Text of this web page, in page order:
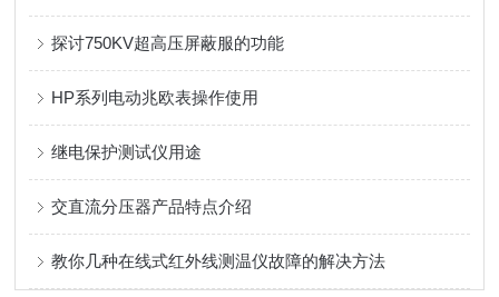
探讨750KV超高压屏蔽服的功能
HP系列电动兆欧表操作使用
继电保护测试仪用途
交直流分压器产品特点介绍
教你几种在线式红外线测温仪故障的解决方法